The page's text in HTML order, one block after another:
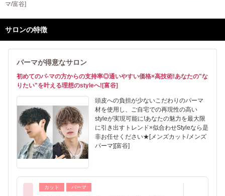
マ/富谷]
サロンの特徴
パーマが得意なサロン
初めてのパ-マの方からの支持率◎通いやすい価格×高技術!あなたの"な
りたい"を叶える理想のstyleへ![富谷]
頭皮への負担が少ないこだわりのパーマ
材を使用し、ご自宅での再現性の高い
styleが実現可能に!あなたの魅力を最大限
に引き出すトレンド×似合わせStyleなら是
非お任せください★[メンズカット/メンズ
パーマ][富谷]
カット パーマ